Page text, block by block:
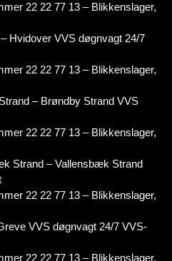
22 22 77 13 – Blikkenslager,
Hvidover VVS døgnvagt 24/7
22 22 77 13 – Blikkenslager,
– Brøndby Strand VVS
22 22 77 13 – Blikkenslager,
Strand – Vallensbæk Strand
22 22 77 13 – Blikkenslager,
VVS døgnvagt 24/7 VVS-
22 22 77 13 – Blikkenslager,